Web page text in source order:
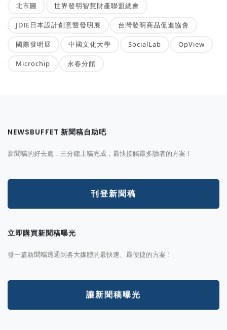
北市圖 世界發明智慧財產聯盟總會
JDIE日本設計創意暨發明展 台灣發明商品促進協會
國際發明展 中國文化大學 SocialLab OpView
Microchip 永春分館
NEWSBUFFET 新聞稿自助吧
新聞稿的好去處，三分鐘上稿完成，最快接觸最多讀者的方案！
刊登新聞稿
立即購買新聞稿曝光
發一篇新聞稿透通到各大媒體的最快速、最便捷的方案！
讓新聞稿曝光